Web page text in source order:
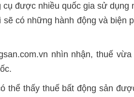
được nhiều quốc gia sử
có những hành động và biện
nhìn nhận, thuế
thể thấy thuế bất động sản